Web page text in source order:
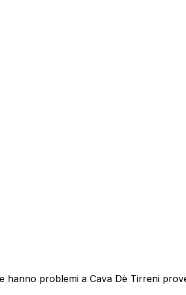
hanno problemi a Cava Dè Tirreni